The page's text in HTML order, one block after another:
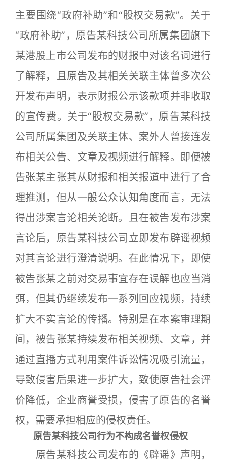
主要围绕“政府补助”和“股权交易款”。关于
“政府补助”，原告某科技公司所属集团旗下
某港股上市公司发布的财报中对该名词进行
了解释，且原告及其相关关联主体曾多次公
开发布声明，表示财报公示该款项并非收取
的宣传费。关于“股权交易款”，原告某科技
公司所属集团及关联主体、案外人曾接连发
布相关公告、文章及视频进行解释。即便被
告张某主张其从财报和相关报道中进行了合
理推测，但从一般公众认知角度而言，无法
得出涉案言论相关论断。且在被告发布涉案
言论后，原告某科技公司立即发布辟谣视频
对其言论进行澄清说明。在此情况下，即使
被告张某之前对交易事宜存在误解也应当消
弭，但其仍继续发布一系列回应视频，持续
扩大不实言论的传播。特别是在本案审理期
间，被告张某持续发布相关视频、文章，并
通过直播方式利用案件诉讼情况吸引流量，
导致侵害后果进一步扩大，致使原告社会评
价降低，企业商誉受损，侵害了原告的名誉
权，需要承担相应的侵权责任。
原告某科技公司行为不构成名誉权侵权
原告某科技公司发布的《辟谣》声明，